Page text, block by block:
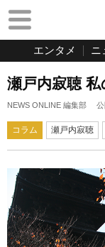
エンタメ ニ
瀬戸内寂聴
NEWS ONLINE 編集部 公
コラム 瀬戸内寂聴